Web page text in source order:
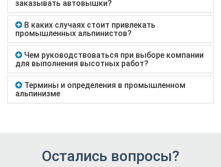
заказывать автовышки?
В каких случаях стоит привлекать
промышленных альпинистов?
Чем руководствоваться при выборе компании
для выполнения высотных работ?
Термины и определения в промышленном
альпинизме
Остались вопросы?